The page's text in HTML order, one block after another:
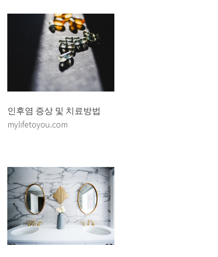
인후염 증상 및 치료방법
mylifetoyou.com